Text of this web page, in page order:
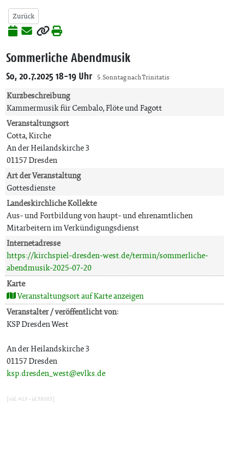
Zurück
Sommerliche Abendmusik
So, 20.7.2025 18-19 Uhr 5. Sonntag nach Trinitatis
Kurzbeschreibung
Kammermusik für Cembalo, Flöte und Fagott
Veranstaltungsort
Cotta, Kirche
An der Heilandskirche 3
01157 Dresden
Art der Veranstaltung
Gottesdienste
Landeskirchliche Kollekte
Aus- und Fortbildung von haupt- und ehrenamtlichen
Mitarbeitern im Verkündigungsdienst
Internetadresse
https://kirchspiel-dresden-west.de/termin/sommerliche-
abendmusik-2025-07-20
Karte
Veranstaltungsort auf Karte anzeigen
Veranstalter / veröffentlicht von:
KSP Dresden West
An der Heilandskirche 3
01157 Dresden
ksp.dresden_west@evlks.de
[vid: 413 - id 58083]